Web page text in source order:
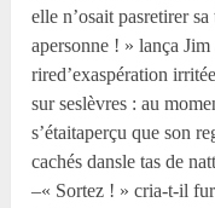
elle n’osait pasretirer
apersonne ! » lança
rired’exaspération
sur seslèvres : au
s’étaitaperçu que son
cachés dansle tas de
–« Sortez ! » cria-t-il